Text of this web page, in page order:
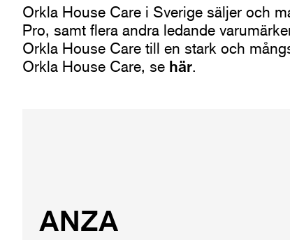
Orkla House Care i Sverige säljer och
Pro, samt flera andra ledande
Orkla House Care till en stark och
Orkla House Care, se här.
ANZA